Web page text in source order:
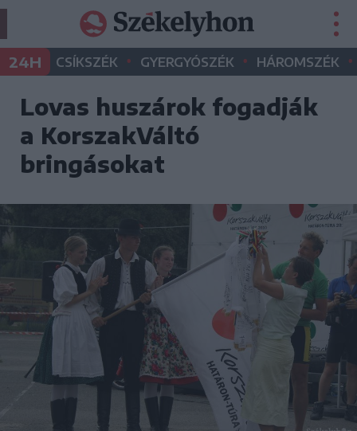
24H CSÍKSZÉK • GYERGYÓSZÉK • HÁROMSZÉK •
Lovas huszárok fogadják
a KorszakVáltó
bringásokat